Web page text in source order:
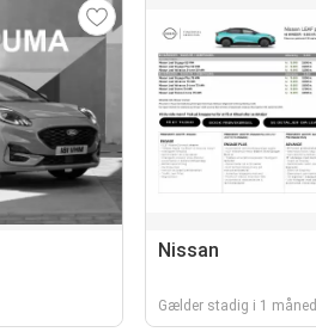
Nissan
Gælder stadig i 1 måned